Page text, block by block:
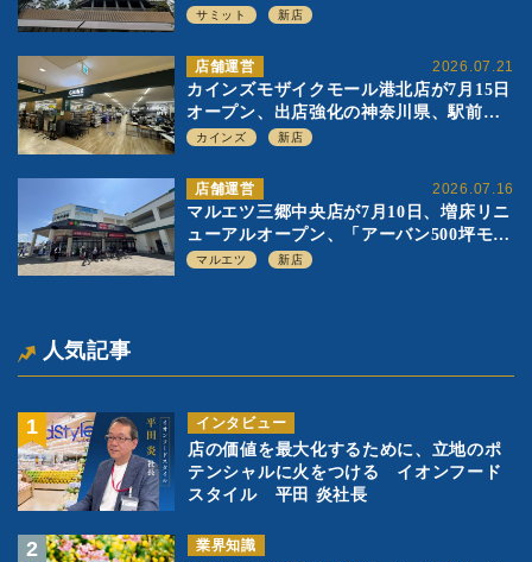
ン1階に生鮮強化の小商圏型店を出店
サミット 新店
2026.07.21
店舗運営
カインズモザイクモール港北店が7月15日
オープン、出店強化の神奈川県、駅前
SC2階の都市型小型店
カインズ 新店
2026.07.16
店舗運営
マルエツ三郷中央店が7月10日、増床リニ
ューアルオープン、「アーバン500坪モデ
ル」の実験を集大成、駅前立地受け、寿
マルエツ 新店
人気記事
インタビュー
店の価値を最大化するために、立地のポ
テンシャルに火をつける イオンフード
スタイル 平田 炎社長
業界知識